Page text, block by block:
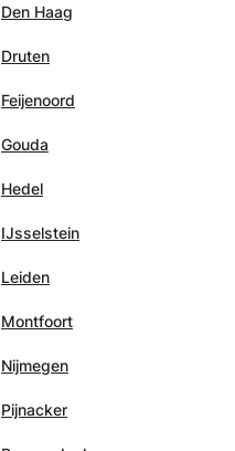
Den Haag
Druten
Feijenoord
Gouda
Hedel
IJsselstein
Leiden
Montfoort
Nijmegen
Pijnacker